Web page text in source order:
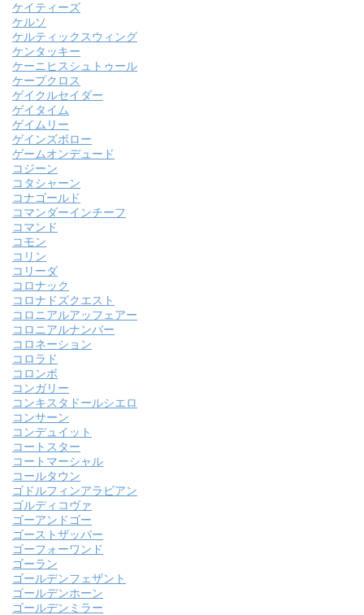
ケイティーズ
ケルソ
ケルティックスウィング
ケンタッキー
ケーニヒスシュトゥール
ケープクロス
ゲイクルセイダー
ゲイタイム
ゲイムリー
ゲインズボロー
ゲームオンデュード
コジーン
コタシャーン
コナゴールド
コマンダーインチーフ
コマンド
コモン
コリン
コリーダ
コロナック
コロナドズクエスト
コロニアルアッフェアー
コロニアルナンバー
コロネーション
コロラド
コロンボ
コンガリー
コンキスタドールシエロ
コンサーン
コンデュイット
コートスター
コートマーシャル
コールタウン
ゴドルフィンアラビアン
ゴルディコヴァ
ゴーアンドゴー
ゴーストザッパー
ゴーフォーワンド
ゴーラン
ゴールデンフェザント
ゴールデンホーン
ゴールデンミラー